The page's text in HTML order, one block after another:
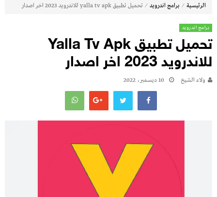
الرئيسية ⁄ برامج اندرويد ⁄ تحميل تطبيق yalla tv apk للاندرويد 2023 اخر اصدار
برامج اندرويد
تحميل تطبيق Yalla Tv Apk
للاندرويد 2023 اخر اصدار
ولاء الشيخ 10 ديسمبر، 2022